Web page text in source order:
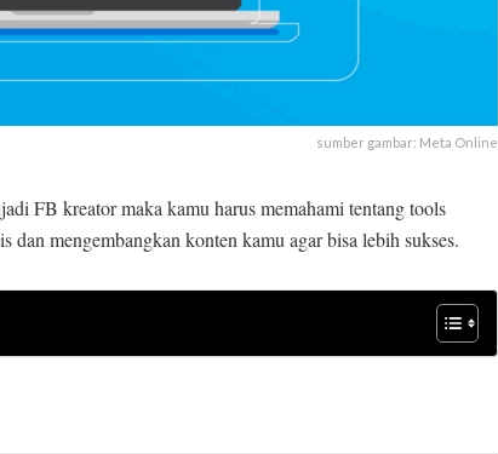
sumber gambar: Meta Online
FB kreator maka kamu harus memahami tentang tools
mengembangkan konten kamu agar bisa lebih sukses.